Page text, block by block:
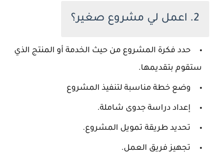
2. اعمل لي مشروع صغير؟
حدد فكرة المشروع من حيث الخدمة أو المنتج الذي
ستقوم بتقديمها.
وضع خطة مناسبة لتنفيذ المشروع
إعداد دراسة جدوى شاملة.
تحديد طريقة تمويل المشروع.
تجهيز فريق العمل.